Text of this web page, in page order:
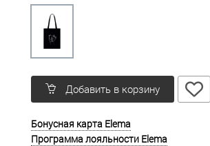
Добавить в корзину
Бонусная карта Elema
Программа лояльности Elema